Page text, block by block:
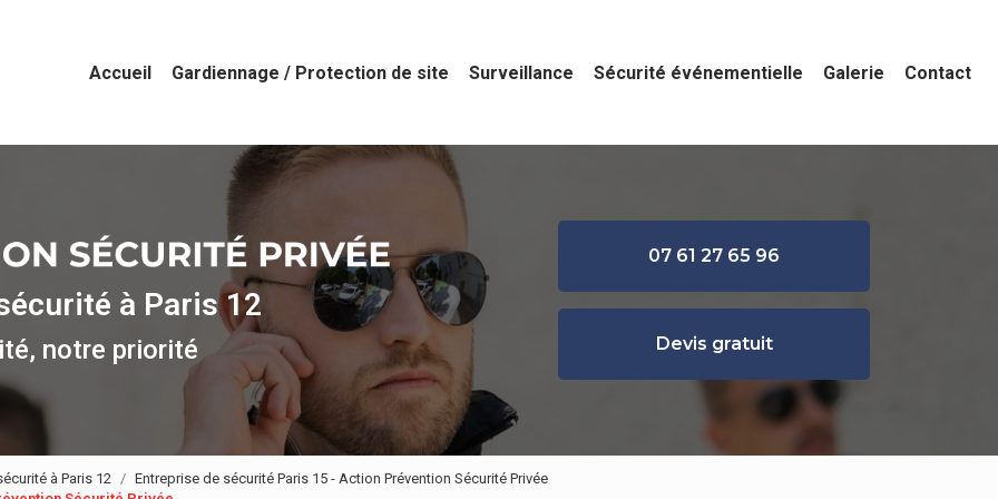
Accueil Gardiennage / Protection de site Surveillance Sécurité événementielle Galerie Contact
à Paris 12
notre priorité
07 61 27 65 96
Devis gratuit
à Paris 12
Entreprise de sécurité Paris 15 - Action Prévention Sécurité Privée